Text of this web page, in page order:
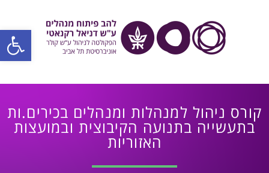
פתח
קורס ניהול למנהלות ומנהלים בכירים.ות
בתעשייה בתנועה הקיבוצית ובמועצות
האזוריות